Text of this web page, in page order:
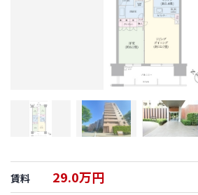
賃料 29.0万円